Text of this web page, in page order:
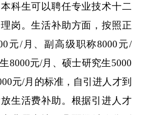
科生可以聘任专业技术十二
岗。生活补助方面，按照正
元/月、副高级职称8000元/
8000元/月、硕士研究生5000
元/月的标准，自引进人才到
生活费补助。根据引进人才